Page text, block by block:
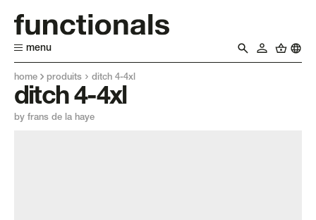
menu
home produits ditch 4-4xl
ditch 4-4xl
by frans de la haye